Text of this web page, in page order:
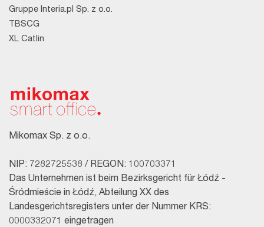
Mikomax Sp. z o.o.
NIP: 7282725538 / REGON: 100703371
Das Unternehmen ist beim Bezirksgericht für Łódź -
Śródmieście in Łódź, Abteilung XX des
Landesgerichtsregisters unter der Nummer KRS:
0000332071 eingetragen
Gruppe Interia.pl Sp. z o.o.
TBSCG
XL Catlin